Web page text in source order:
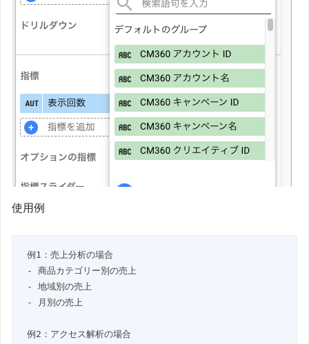
使用例
例1：売上分析の場合
- 商品カテゴリー別の売上
- 地域別の売上
- 月別の売上
例2：アクセス解析の場合